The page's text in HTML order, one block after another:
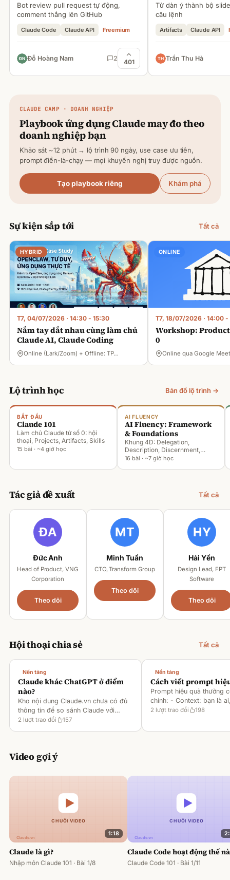
Bot review pull request tự động,
comment thẳng lên GitHub
Claude Code Claude API Freemium
Đỗ Hoàng Nam 2 401
Từ dàn ý thành bộ
câu lệnh
Artifacts Claude API
Trần Thu Hà
CLAUDE CAMP · DOANH NGHIỆP
Playbook ứng dụngClaudemay đo theo
doanh nghiệp bạn
Khảo sát ~12 phút → lộ trình 90 ngày, use case ưu tiên,
prompt điền-là-chạy — mọi khuyến nghị truy được nguồn.
Tạo playbook riêng Khám phá
Sự kiện sắp tới Tất cả
HYBRID
T7, 04/07/2026 · 14:30 - 15:30
Nắm tay dắt nhau cùng làm chủ
Claude AI, Claude Coding
Online (Lark/Zoom) + Offline: TP…
ONLINE
T7, 18/07/2026 · 14:00 -
Workshop:
0
Online qua Google Meet
Lộ trình học Bản đồ lộ trình →
BẮT ĐẦU
Claude 101
Làm chủ Claude từ số 0: hội
thoại, Projects, Artifacts, Skills
15 bài · ~4 giờ học
AI FLUENCY
AI Fluency: Framework
& Foundations
Khung 4D: Delegation,
Description, Discernment,
Diligence
16 bài · ~7 giờ học
Tác giả đề xuất Tất cả
Đức Anh
Head of Product, VNG
Corporation
Theo dõi
Minh Tuấn
CTO, Transform Group
Theo dõi
Hải Yến
Design Lead, FPT
Software
Theo dõi
Hội thoại chia sẻ Tất cả
Nền tảng
Claude khác ChatGPT ở điểm
nào?
Kho nội dung Claude.vn chưa có đủ
thông tin để so sánh Claude với
ChatGPT. Hiện chỉ có tài liệu về
2 lượt trao đổi 157
Nền tảng
Cách viết prompt
Prompt hiệu quả thường
chính: - Context: bạn là
gì [1][2][6] - Task: muốn
2 lượt trao đổi 198
Video gợi ý
1:18
Claude là gì?
Nhập môn Claude 101 · Bài 1/8
Claude Code hoạt động thế
Claude Code 101 · Bài 1/11